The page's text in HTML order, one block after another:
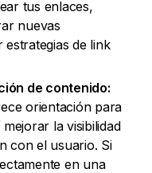
tus enlaces,
nuevas
de link
de contenido:
orientación para
la visibilidad
con el usuario. Si
en una